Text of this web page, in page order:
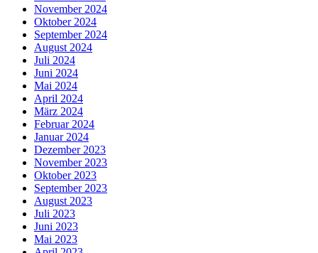
November 2024
Oktober 2024
September 2024
August 2024
Juli 2024
Juni 2024
Mai 2024
April 2024
März 2024
Februar 2024
Januar 2024
Dezember 2023
November 2023
Oktober 2023
September 2023
August 2023
Juli 2023
Juni 2023
Mai 2023